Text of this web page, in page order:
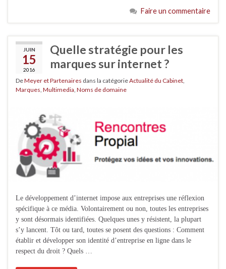
Faire un commentaire
JUIN
15
2016
Quelle stratégie pour les
marques sur internet ?
DeMeyer et Partenaires dans la catégorieActualité du Cabinet
Marques Multimedia Noms de domaine
Le développement d’internet impose aux entreprises une réflexion
spécifique à ce média. Volontairement ou non, toutes les entreprises
y sont désormais identifiées. Quelques unes y résistent, la plupart
s’y lancent. Tôt ou tard, toutes se posent des questions : Comment
établir et développer son identité d’entreprise en ligne dans le
respect du droit ? Quels …